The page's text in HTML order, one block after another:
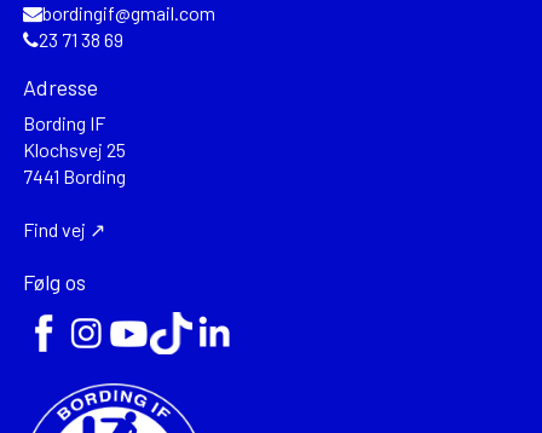
bordingif@gmail.com
23 71 38 69
Adresse
Bording IF
Klochsvej 25
7441 Bording
Find vej ↗
Følg os